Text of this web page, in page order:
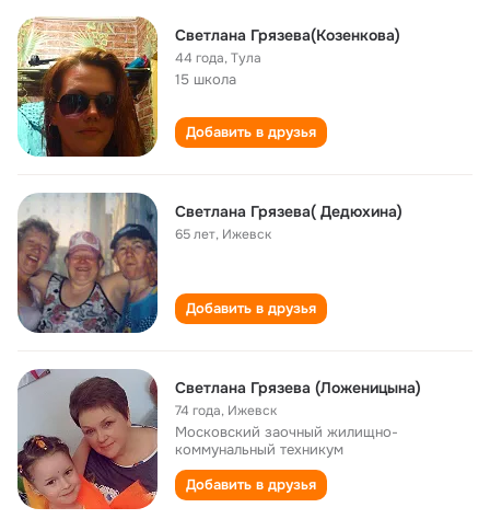
Светлана Грязева(Козенкова)
44 года,Тула
15 школа
Добавить в друзья
Светлана Грязева( Дедюхина)
65 лет, Ижевск
Добавить в друзья
Светлана Грязева (Ложеницына)
74 года, Ижевск
Московский заочный жилищно-
коммунальный техникум
Добавить в друзья